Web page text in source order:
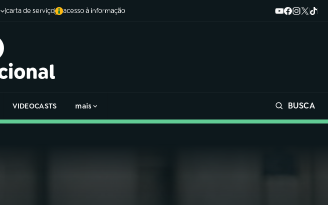
carta de serviço acesso à informação
VIDEOCASTS mais BUSCA